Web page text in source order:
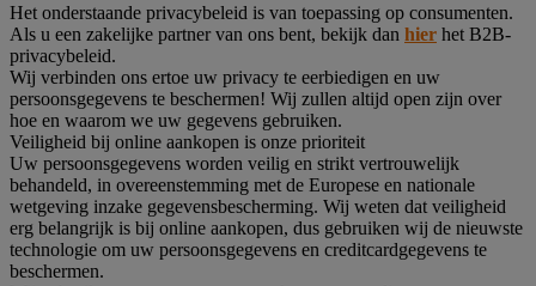
Het onderstaande privacybeleid is van toepassing op consumenten.
Als u een zakelijke partner van ons bent, bekijk dan hier het B2B-
privacybeleid.
Wij verbinden ons ertoe uw privacy te eerbiedigen en uw
persoonsgegevens te beschermen! Wij zullen altijd open zijn over
hoe en waarom we uw gegevens gebruiken.
Veiligheid bij online aankopen is onze prioriteit
Uw persoonsgegevens worden veilig en strikt vertrouwelijk
behandeld, in overeenstemming met de Europese en nationale
wetgeving inzake gegevensbescherming. Wij weten dat veiligheid
erg belangrijk is bij online aankopen, dus gebruiken wij de nieuwste
technologie om uw persoonsgegevens en creditcardgegevens te
beschermen.